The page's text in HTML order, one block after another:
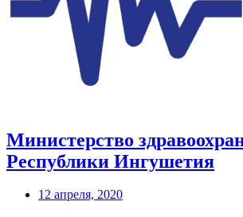
Министерство
Республики Ингушетия
12 апреля, 2020